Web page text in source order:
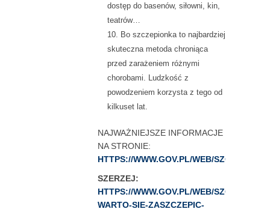
dostęp do basenów, siłowni, kin,
teatrów…
Bo szczepionka to najbardziej
skuteczna metoda chroniąca
przed zarażeniem różnymi
chorobami. Ludzkość z
powodzeniem korzysta z tego od
kilkuset lat.
NAJWAŻNIEJSZE INFORMACJE
NA STRONIE:
HTTPS://WWW.GOV.PL/WEB/
SZERZEJ:
HTTPS://WWW.GOV.PL/WEB/
WARTO-SIE-ZASZCZEPIC-